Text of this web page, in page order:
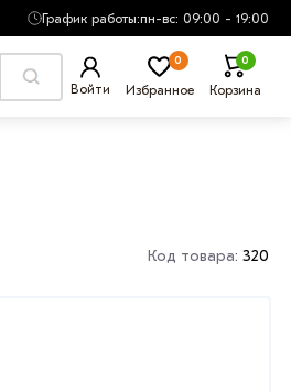
График работы:пн-вс: 09:00 - 19:00
Войти Избранное
0
Корзина
0
Код товара: 320